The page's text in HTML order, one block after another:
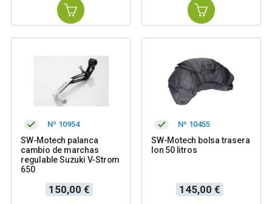
Nº 10954
SW-Motech palanca
cambio de marchas
regulable Suzuki V-Strom
650
Precio
150,00 €
Nº 10455
SW-Motech bolsa trasera
Ion 50 litros
Precio
145,00 €